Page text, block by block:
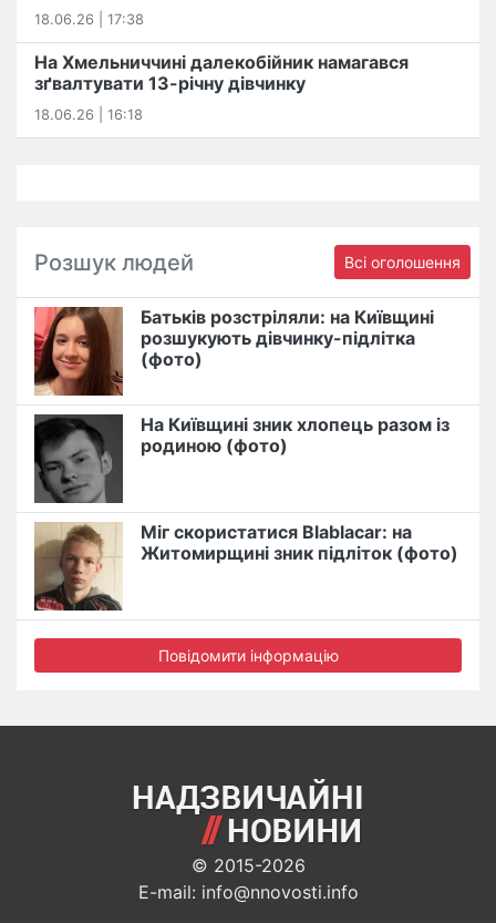
18.06.26 | 17:38
На Хмельниччині далекобійник намагався
зґвалтувати 13-річну дівчинку
18.06.26 | 16:18
Розшук людей Всі оголошення
Батьків розстріляли: на Київщині
розшукують дівчинку-підлітка
(фото)
На Київщині зник хлопець разом із
родиною (фото)
Міг скористатися Blablacar: на
Житомирщині зник підліток (фото)
Повідомити інформацію
© 2015-2026
E-mail: info@nnovosti.info